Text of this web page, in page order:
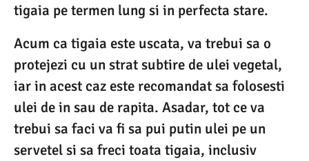
tigaia pe termen lung si in perfecta stare.
Acum ca tigaia este uscata, va trebui sa o
protejezi cu un strat subtire de ulei vegetal,
iar in acest caz este recomandat sa folosesti
ulei de in sau de rapita. Asadar, tot ce va
trebui sa faci va fi sa pui putin ulei pe un
servetel si sa freci toata tigaia, inclusiv